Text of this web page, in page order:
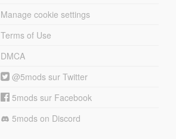
Manage cookie settings
Terms of Use
DMCA
@5mods sur Twitter
5mods sur Facebook
5mods on Discord